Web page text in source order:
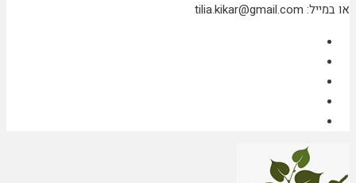
או במייל: tilia.kikar@gmail.com